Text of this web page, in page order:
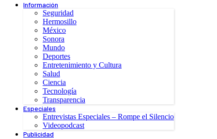
Información
Seguridad
Hermosillo
México
Sonora
Mundo
Deportes
Entretenimiento y Cultura
Salud
Ciencia
Tecnología
Transparencia
Especiales
Entrevistas Especiales – Rompe el Silencio
Videopodcast
Publicidad